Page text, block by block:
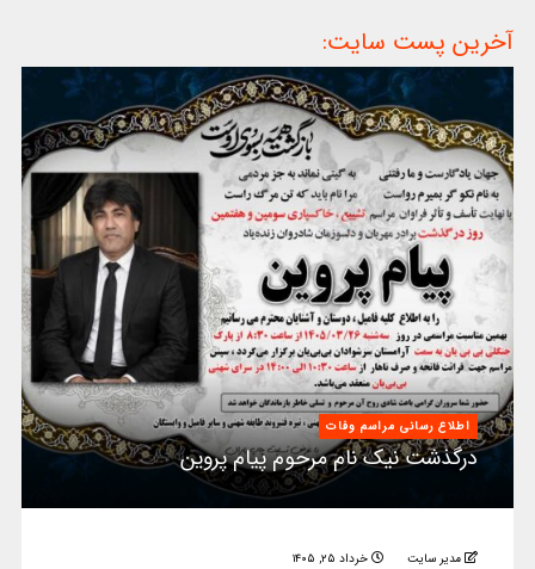
آخرین پست سایت:
اطلاع رسانی مراسم وفات
درگذشت نیک نام مرحوم پیام پروین
مدیر سایت خرداد ۲۵, ۱۴۰۵